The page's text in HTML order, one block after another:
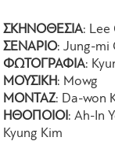
ΣΚΗΝΟΘΕΣΙΑ: Lee
ΣΕΝΑΡΙΟ: Jung-mi
ΦΩΤΟΓΡΑΦΙΑ:
ΜΟΥΣΙΚΗ: Mowg
ΜΟΝΤΑΖ: Da-won
ΗΘΟΠΟΙΟΙ : Ah-In
Kyung Kim